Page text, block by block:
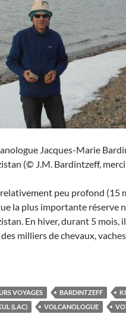
Jacques-Marie
(© J.M. Bardintzeff,
relativement peu profond (15
la plus importante réserve
En hiver, durant 5 mois,
des milliers de chevaux,
VOYAGES BARDINTZEFF
(LAC)
VOLCANOLOGUE